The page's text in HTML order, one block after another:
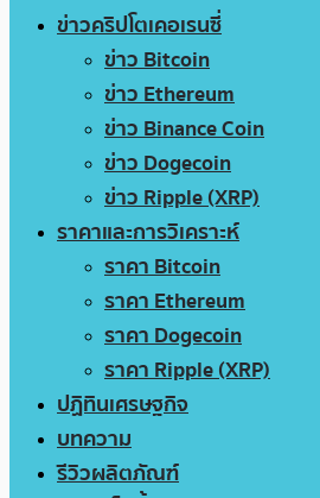
ข่าวคริปโตเคอเรนซี่
ข่าว Bitcoin
ข่าว Ethereum
ข่าว Binance Coin
ข่าว Dogecoin
ข่าว Ripple (XRP)
ราคาและการวิเคราะห์
ราคา Bitcoin
ราคา Ethereum
ราคา Dogecoin
ราคา Ripple (XRP)
ปฏิทินเศรษฐกิจ
บทความ
รีวิวผลิตภัณฑ์